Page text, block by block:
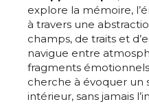
explore la mémoire,
à travers une
champs, de traits et
navigue entre
fragments
cherche à évoquer un
intérieur, sans jamais